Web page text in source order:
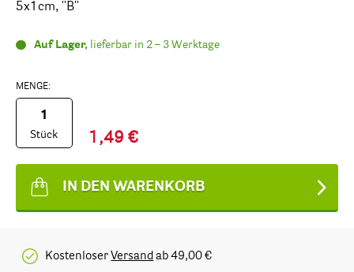
5x1cm, ''B''
Auf Lager, lieferbar in 2 – 3 Werktage
IN DEN WARENKORB
MENGE:
Stück 1,49 €
KostenloserVersand ab 49,00 €